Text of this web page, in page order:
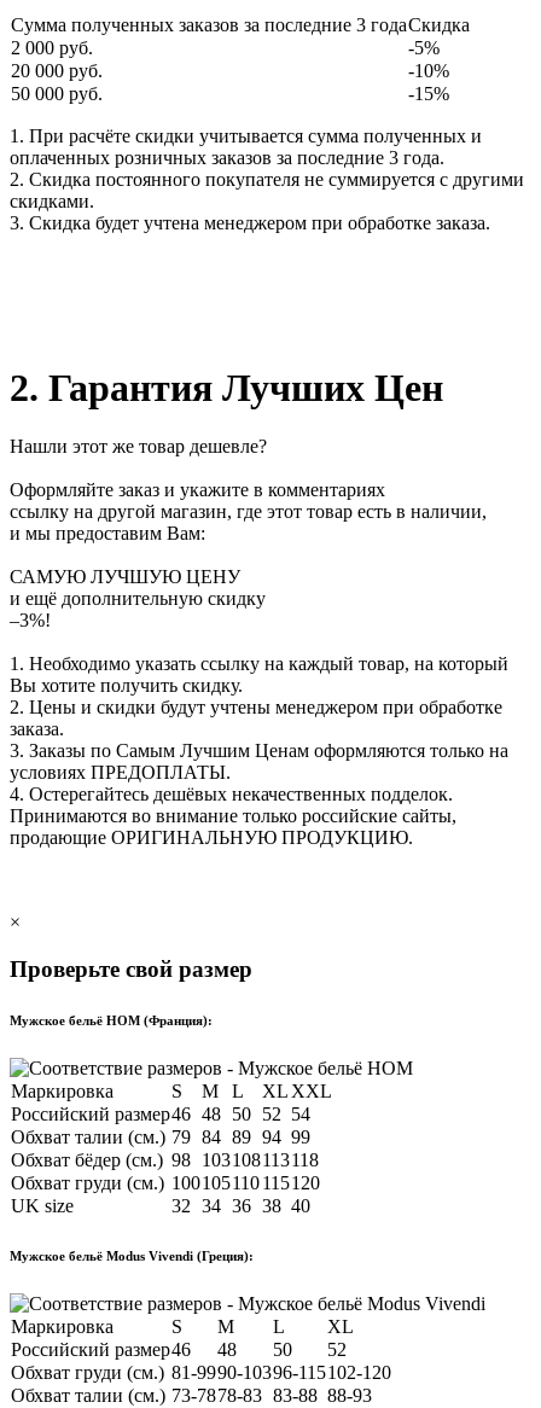
Сумма полученных заказов за последние 3 годаСкидка
2 000 руб.
-5%
20 000 руб.
-10%
50 000 руб.
-15%
1. При расчёте скидки учитывается сумма полученных и
оплаченных розничных заказов за последние 3 года.
2. Скидка постоянного покупателя не суммируется с другими
скидками.
3. Скидка будет учтена менеджером при обработке заказа.
2. Гарантия Лучших Цен
Нашли этот же товар дешевле?
Оформляйте заказ и укажите в комментариях
ссылку на другой магазин, где этот товар есть в наличии,
и мы предоставим Вам:
САМУЮ ЛУЧШУЮ ЦЕНУ
и ещё дополнительную скидку
–3%!
1. Необходимо указать ссылку на каждый товар, на который
Вы хотите получить скидку.
2. Цены и скидки будут учтены менеджером при обработке
заказа.
3. Заказы по Самым Лучшим Ценам оформляются только на
условиях ПРЕДОПЛАТЫ.
4. Остерегайтесь дешёвых некачественных подделок.
Принимаются во внимание только российские сайты,
продающие ОРИГИНАЛЬНУЮ ПРОДУКЦИЮ.
×
Проверьте свой размер
Мужское бельё HOM (Франция):
Маркировка S M L XL XXL
Российский размер46 48 50 52 54
Обхват талии (см.) 79 84 89 94 99
Обхват бёдер (см.) 98 103108113118
Обхват груди (см.) 100105110115120
UK size
32 34 36 38 40
Мужское бельё Modus Vivendi (Греция):
Маркировка S M L
XL
Российский размер46 48 50
52
Обхват груди (см.) 81-9990-10396-115102-120
Обхват талии (см.) 73-7878-83 83-88 88-93